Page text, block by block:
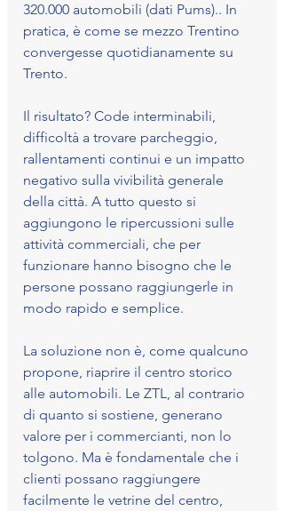
320.000 automobili (dati Pums).. In
pratica, è come se mezzo Trentino
convergesse quotidianamente su
Trento.
Il risultato? Code interminabili,
difficoltà a trovare parcheggio,
rallentamenti continui e un impatto
negativo sulla vivibilità generale
della città. A tutto questo si
aggiungono le ripercussioni sulle
attività commerciali, che per
funzionare hanno bisogno che le
persone possano raggiungerle in
modo rapido e semplice.
La soluzione non è, come qualcuno
propone, riaprire il centro storico
alle automobili. Le ZTL, al contrario
di quanto si sostiene, generano
valore per i commercianti, non lo
tolgono. Ma è fondamentale che i
clienti possano raggiungere
facilmente le vetrine del centro,